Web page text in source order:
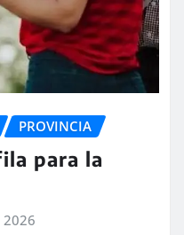
PROVINCIA
para la
2026